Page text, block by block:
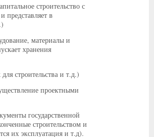
строительство с
представляет в
материалы и
хранения
строительства и т.д.)
проектными
государственной
строительством и
их эксплуатация и т.д).